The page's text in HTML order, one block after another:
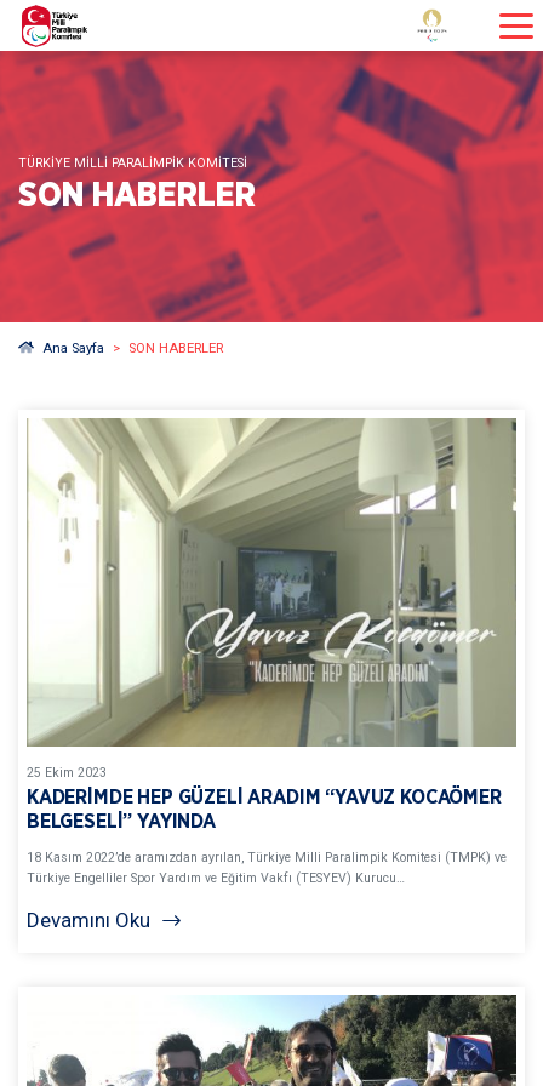
TÜRKİYE MİLLİ PARALİMPİK KOMİTESİ
SON HABERLER
Ana Sayfa SON HABERLER
25 Ekim 2023
KADERİMDE HEP GÜZELİ ARADIM “YAVUZ KOCAÖMER
BELGESELİ” YAYINDA
18 Kasım 2022’de aramızdan ayrılan, Türkiye Milli Paralimpik Komitesi (TMPK) ve
Türkiye Engelliler Spor Yardım ve Eğitim Vakfı (TESYEV) Kurucu…
Devamını Oku